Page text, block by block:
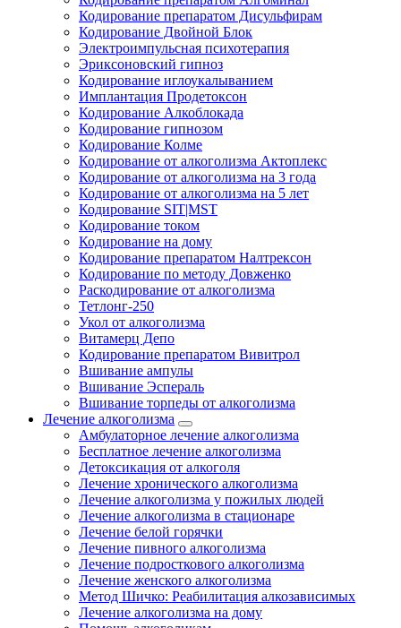
Кодирование препаратом Дисульфирам
Кодирование Двойной Блок
Электроимпульсная психотерапия
Эриксоновский гипноз
Кодирование иглоукалыванием
Имплантация Продетоксон
Кодирование Алкоблокада
Кодирование гипнозом
Кодирование Колме
Кодирование от алкоголизма Актоплекс
Кодирование от алкоголизма на 3 года
Кодирование от алкоголизма на 5 лет
Кодирование SIT|MST
Кодирование током
Кодирование на дому
Кодирование препаратом Налтрексон
Кодирование по методу Довженко
Раскодирование от алкоголизма
Тетлонг-250
Укол от алкоголизма
Витамерц Депо
Кодирование препаратом Вивитрол
Вшивание ампулы
Вшивание Эспераль
Вшивание торпеды от алкоголизма
Лечение алкоголизма
Амбулаторное лечение алкоголизма
Бесплатное лечение алкоголизма
Детоксикация от алкоголя
Лечение хронического алкоголизма
Лечение алкоголизма у пожилых людей
Лечение алкоголизма в стационаре
Лечение белой горячки
Лечение пивного алкоголизма
Лечение подросткового алкоголизма
Лечение женского алкоголизма
Метод Шичко: Реабилитация алкозависимых
Лечение алкоголизма на дому